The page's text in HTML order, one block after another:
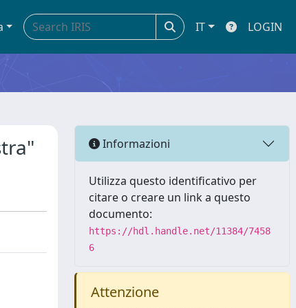
IT LOGIN
Informazioni
Utilizza questo identificativo per
citare o creare un link a questo
documento:
https://hdl.handle.net/11384/7458
6
Attenzione